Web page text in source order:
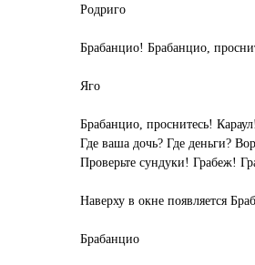
Родриго
Брабанцио! Брабанцио,
Яго
Брабанцио, проснитесь! Караул!
Где ваша дочь? Где деньги?
Проверьте сундуки! Грабеж!
Наверху в окне появляется
Брабанцио